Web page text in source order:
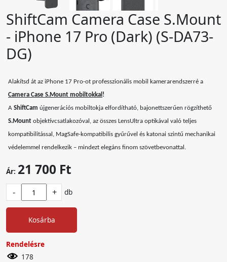
ShiftCam Camera Case S.Mount
- iPhone 17 Pro (Dark) (S-DA73-
DG)
Alakítsd át az iPhone 17 Pro-ot professzionális mobil kamerarendszerré a
Camera Case S.Mount mobiltokkal !
A ShiftCam újgenerációs mobiltokja elfordítható, bajonettszerűen rögzíthető
S.Mount objektívcsatlakozóval, az összes LensUltra optikával való teljes
kompatibilitással, MagSafe-kompatibilis gyűrűvel és katonai szintű mechanikai
védelemmel rendelkezik – mindezt elegáns finom szövetbevonattal.
Ár: 21 700 Ft
- + db
Kosárba
Rendelésre
178